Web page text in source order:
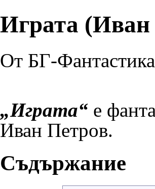
Играта
От БГ-Фантастика
„Играта“ е
Иван Петров.
Съдържание